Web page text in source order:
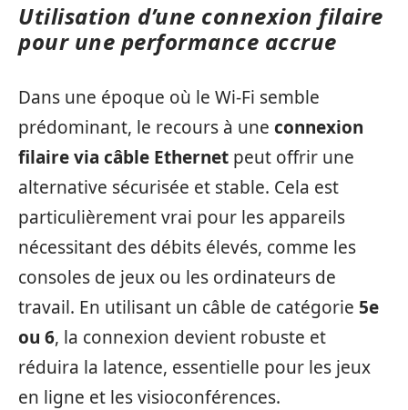
Utilisation d’une connexion filaire
pour une performance accrue
Dans une époque où le Wi-Fi semble
prédominant, le recours à une connexion
filaire via câble Ethernet peut offrir une
alternative sécurisée et stable. Cela est
particulièrement vrai pour les appareils
nécessitant des débits élevés, comme les
consoles de jeux ou les ordinateurs de
travail. En utilisant un câble de catégorie 5e
ou 6, la connexion devient robuste et
réduira la latence, essentielle pour les jeux
en ligne et les visioconférences.